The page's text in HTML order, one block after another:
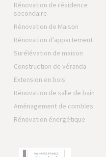
Rénovation de résidence
secondaire
Rénovation de Maison
Rénovation d'appartement
Surélévation de maison
Construction de véranda
Extension en bois
Rénovation de salle de bain
Aménagement de combles
Rénovation énergétique